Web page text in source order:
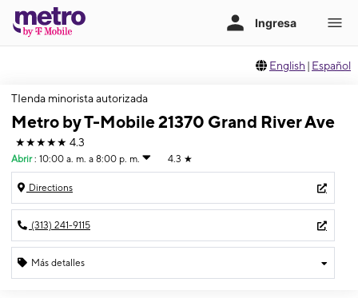
English | Español
TIenda minorista autorizada
Metro by T-Mobile 21370 Grand River Ave
★★★★★ 4.3
Abrir : 10:00 a. m. a 8:00 p. m. 4.3 ★
Directions
(313) 241-9115
Más detalles